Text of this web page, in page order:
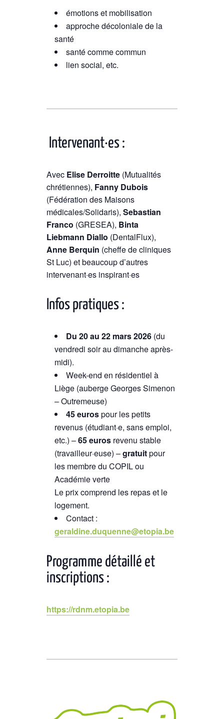
émotions et mobilisation
approche décoloniale de la
santé
santé comme commun
lien social, etc.
Intervenant·es :
Avec Elise Derroitte (Mutualités
chrétiennes), Fanny Dubois
(Fédération des Maisons
médicales/Solidaris),Sebastian
Franco (GRESEA), Binta
Liebmann Diallo (DentalFlux),
Anne Berquin (cheffe de cliniques
St Luc) et beaucoup d’autres
intervenant·es inspirant·es
Infos pratiques :
Du 20 au 22 mars 2026 (du
vendredi soir au dimanche après-
midi).
Week-end en résidentiel à
Liège (auberge Georges Simenon
– Outremeuse)
45 eurospour les petits
revenus (étudiant·e, sans emploi,
etc.) –65 euros revenu stable
(travailleur·euse) –gratuitpour
les membre du COPIL ou
Académie verte
Le prix comprend les repas et le
logement.
Contact :
geraldine.duquenne@etopia.be
Programme détaillé et
inscriptions :
https://rdnm.etopia.be